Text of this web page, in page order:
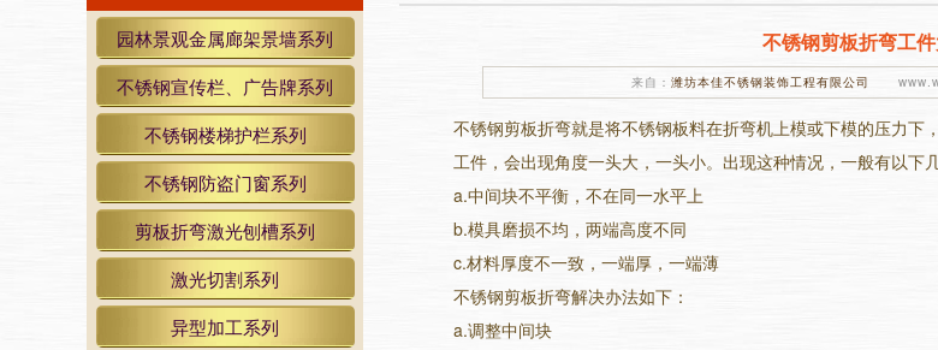
园林景观金属廊架景墙系列
不锈钢宣传栏、广告牌系列
不锈钢楼梯护栏系列
不锈钢防盗门窗系列
剪板折弯激光刨槽系列
激光切割系列
异型加工系列
不锈钢剪板折弯工
来自： 潍坊本佳不锈钢装饰工程有限公司
不锈钢剪板折弯就是将不锈钢板料在折弯机上模或下模的压力
工件，会出现角度一头大，一头小。出现这种情况，一般有以下
a.中间块不平衡，不在同一水平上
b.模具磨损不均，两端高度不同
c.材料厚度不一致，一端厚，一端薄
不锈钢剪板折弯解决办法如下：
a.调整中间块